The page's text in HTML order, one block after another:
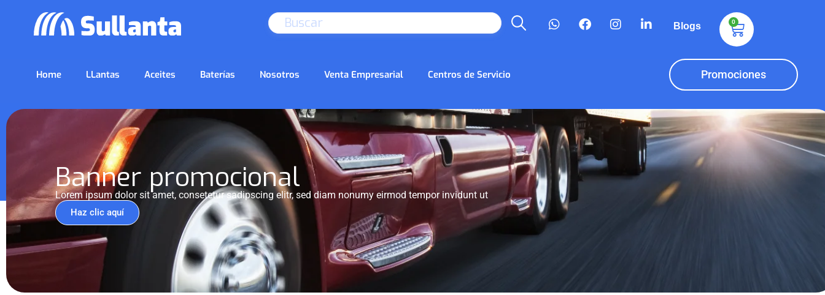
SEARCH Blogs 0
Home LLantas Aceites Baterías Nosotros Venta Empresarial Centros de Servicio Promociones
Banner promocional
Lorem ipsum dolor sit amet, consetetur sadipscing elitr, sed diam nonumy eirmod tempor invidunt ut
Haz clic aquí